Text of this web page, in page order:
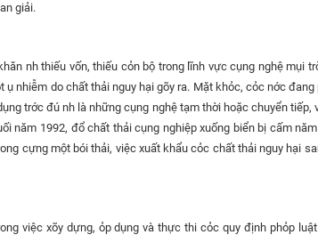
giải.
nh thiếu vốn, thiếu cỏn bộ trong lĩnh vực cụng nghệ mụi
nhiễm do chất thải nguy hại gõy ra. Mặt khỏc, cỏc nớc
trớc đú nh là những cụng nghệ tạm thời hoặc chuyển tiếp,
năm 1992, đổ chất thải cụng nghiệp xuống biển bị cấm
cựng một bói thải, việc xuất khẩu cỏc chất thải nguy hại
việc xõy dựng, ỏp dụng và thực thi cỏc quy định phỏp